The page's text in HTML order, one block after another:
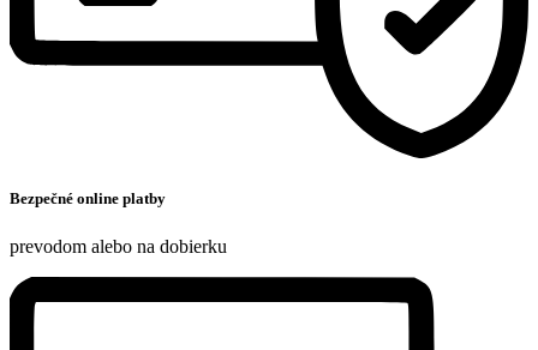
Bezpečné online platby
prevodom alebo na dobierku